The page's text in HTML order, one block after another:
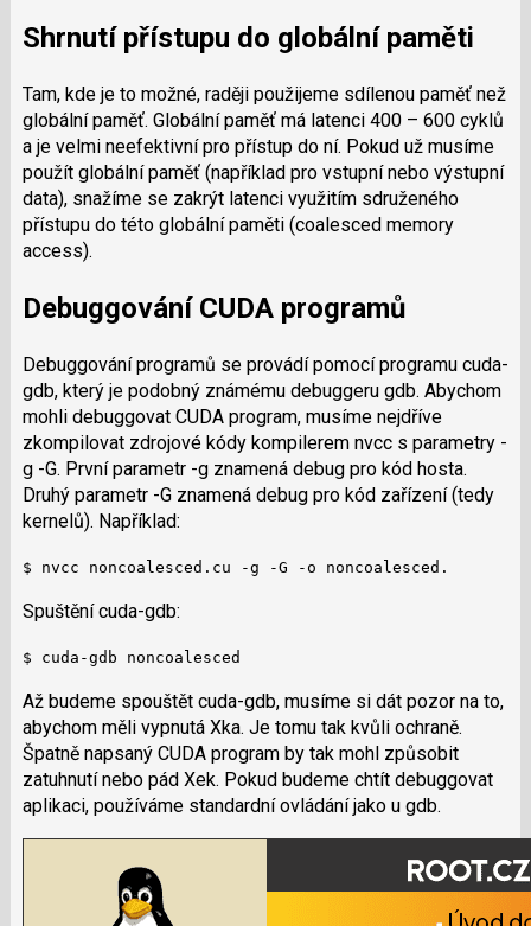
Shrnutí přístupu do globální paměti
Tam, kde je to možné, raději použijeme sdílenou paměť než
globální paměť. Globální paměť má latenci 400 – 600 cyklů
a je velmi neefektivní pro přístup do ní. Pokud už musíme
použít globální paměť (například pro vstupní nebo výstupní
data), snažíme se zakrýt latenci využitím sdruženého
přístupu do této globální paměti (coalesced memory
access).
Debuggování CUDA programů
Debuggování programů se provádí pomocí programu cuda-
gdb, který je podobný známému debuggeru gdb. Abychom
mohli debuggovat CUDA program, musíme nejdříve
zkompilovat zdrojové kódy kompilerem nvcc s parametry -
g -G. První parametr -g znamená debug pro kód hosta.
Druhý parametr -G znamená debug pro kód zařízení (tedy
kernelů). Například:
$ nvcc noncoalesced.cu -g -G -o noncoalesced.
Spuštění cuda-gdb:
$ cuda-gdb noncoalesced
Až budeme spouštět cuda-gdb, musíme si dát pozor na to,
abychom měli vypnutá Xka. Je tomu tak kvůli ochraně.
Špatně napsaný CUDA program by tak mohl způsobit
zatuhnutí nebo pád Xek. Pokud budeme chtít debuggovat
aplikaci, používáme standardní ovládání jako u gdb.